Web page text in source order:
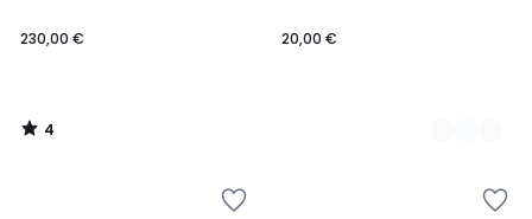
230,00 €
4
/
20,00 €